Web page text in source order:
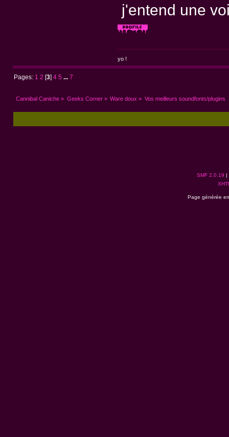
j'entend une
yo !
Pages: 1 2 [3 ]4 5 ... 7
Cannibal Caniche » Geeks Corner» Ware doux » Vos meilleurs soundfonts/plugins
SMF 2.0.19 |
Page générée